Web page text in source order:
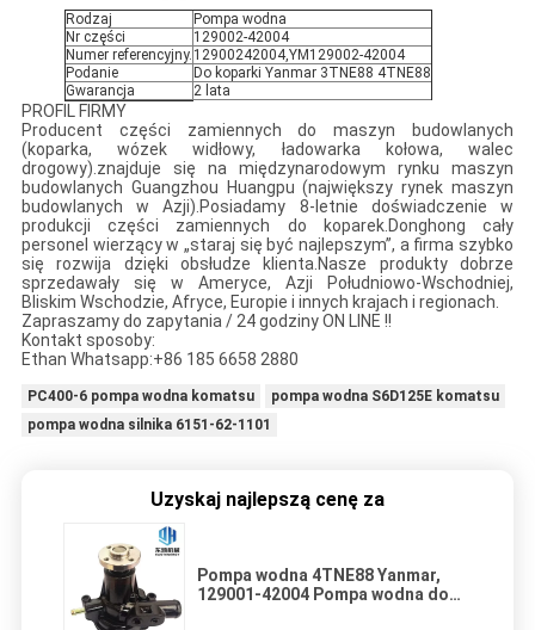
Rodzaj
Pompa wodna
Nr części
129002-42004
Numer referencyjny. 12900242004,YM129002-42004
Podanie
Do koparki Yanmar 3TNE88 4TNE88
Gwarancja
2 lata
PROFIL FIRMY
Producent części zamiennych do maszyn budowlanych
(koparka, wózek widłowy, ładowarka kołowa, walec
drogowy).znajduje się na międzynarodowym rynku maszyn
budowlanych Guangzhou Huangpu (największy rynek maszyn
budowlanych w Azji).Posiadamy 8-letnie doświadczenie w
produkcji części zamiennych do koparek.Donghong cały
personel wierzący w „staraj się być najlepszym”, a firma szybko
się rozwija dzięki obsłudze klienta.Nasze produkty dobrze
sprzedawały się w Ameryce, Azji Południowo-Wschodniej,
Bliskim Wschodzie, Afryce, Europie i innych krajach i regionach.
Zapraszamy do zapytania / 24 godziny ON LINE !!
Kontakt sposoby:
Ethan Whatsapp:+86 185 6658 2880
PC400-6 pompa wodna komatsu
pompa wodna S6D125E komatsu
pompa wodna silnika 6151-62-1101
Uzyskaj najlepszą cenę za
Pompa wodna 4TNE88 Yanmar,
129001-42004 Pompa wodna do